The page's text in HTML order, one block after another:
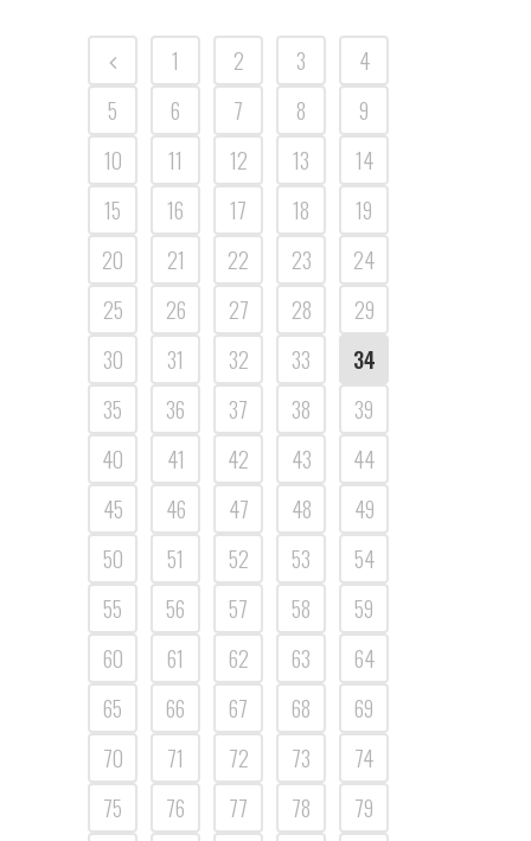
1 2 3
4
5
6 7 8
9
10
11 12 13
14
15
16 17 18
19
20
21 22 23
24
25
26 27 28
29
30
31 32 33
34
35
36 37 38
39
40
41 42 43
44
45
46 47 48
49
50
51 52 53
54
55
56 57 58
59
60
61 62 63
64
65
66 67 68
69
70
71 72 73
74
75
76 77 78
79